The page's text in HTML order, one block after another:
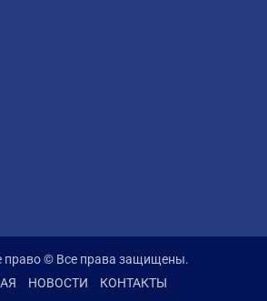
право © Все права защищены.
НОВОСТИ КОНТАКТЫ